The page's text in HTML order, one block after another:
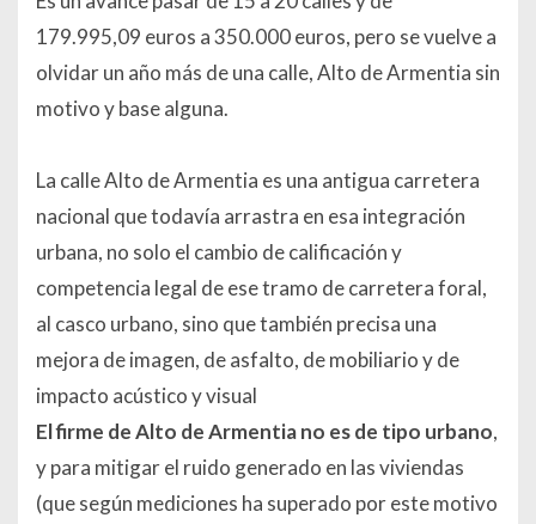
179.995,09 euros a 350.000 euros, pero se vuelve a
olvidar un año más de una calle, Alto de Armentia sin
motivo y base alguna.
La calle Alto de Armentia es una antigua carretera
nacional que todavía arrastra en esa integración
urbana, no solo el cambio de calificación y
competencia legal de ese tramo de carretera foral,
al casco urbano, sino que también precisa una
mejora de imagen, de asfalto, de mobiliario y de
impacto acústico y visual
El firme de Alto de Armentia no es de tipo urbano,
y para mitigar el ruido generado en las viviendas
(que según mediciones ha superado por este motivo